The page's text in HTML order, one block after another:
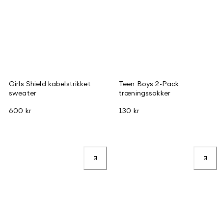
Girls Shield kabelstrikket
sweater
600 kr
Teen Boys 2-Pack
træningssokker
130 kr